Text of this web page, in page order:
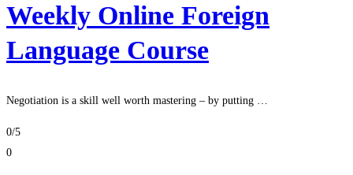
Weekly Online Foreign
Language Course
Negotiation is a skill well worth mastering – by putting …
0/5
0